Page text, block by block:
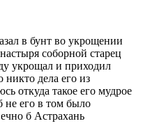
в бунт во укрощении
соборной старец
укрощал и приходил
дела его из
откуда такое его мудрое
не его в том было
б Астрахань